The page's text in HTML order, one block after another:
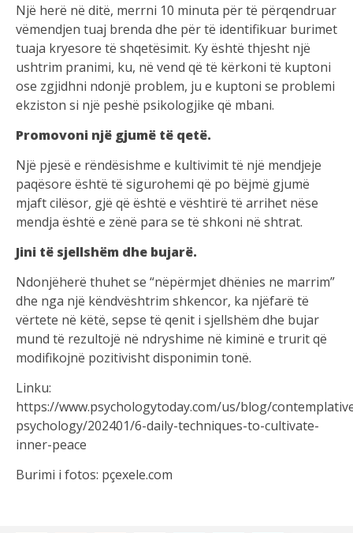
Një herë në ditë, merrni 10 minuta për të përqendruar
vëmendjen tuaj brenda dhe për të identifikuar burimet
tuaja kryesore të shqetësimit. Ky është thjesht një
ushtrim pranimi, ku, në vend që të kërkoni të kuptoni
ose zgjidhni ndonjë problem, ju e kuptoni se problemi
ekziston si një peshë psikologjike që mbani.
Promovoni një gjumë të qetë.
Një pjesë e rëndësishme e kultivimit të një mendjeje
paqësore është të sigurohemi që po bëjmë gjumë
mjaft cilësor, gjë që është e vështirë të arrihet nëse
mendja është e zënë para se të shkoni në shtrat.
Jini të sjellshëm dhe bujarë.
Ndonjëherë thuhet se “nëpërmjet dhënies ne marrim”
dhe nga një këndvështrim shkencor, ka njëfarë të
vërtete në këtë, sepse të qenit i sjellshëm dhe bujar
mund të rezultojë në ndryshime në kiminë e trurit që
modifikojnë pozitivisht disponimin tonë.
Linku:
https://www.psychologytoday.com/us/blog/
psychology/202401/6-daily-techniques-to-cultivate-
inner-peace
Burimi i fotos: pçexele.com